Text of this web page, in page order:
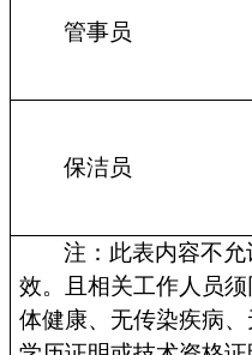
管事员
保洁员
注：此表内容不
效。且相关工作人员
体健康、无传染疾病